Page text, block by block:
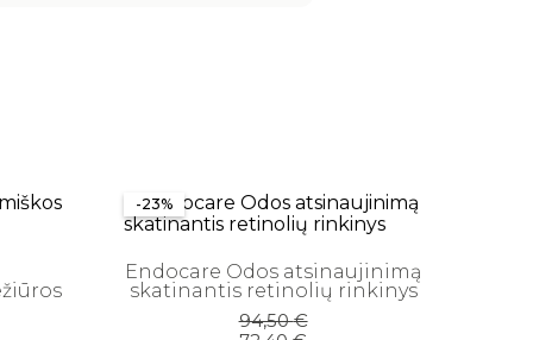
-23%
Endocare Odos atsinaujinimą
skatinantis retinolių rinkinys
94,50€
Original
Current